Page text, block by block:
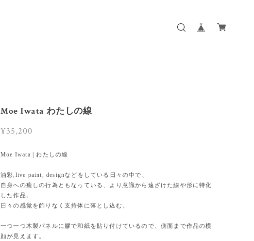
Moe Iwata わたしの線
¥35,200
Moe Iwata | わたしの線
油彩,live paint, designなどをしている日々の中で、
自身への癒しの行為ともなっている、より意識から遠ざけた線や形に特化
した作品。
日々の感覚を飾りなく支持体に落とし込む。
一つ一つ木製パネルに膠で和紙を貼り付けているので、側面まで作品の横
顔が見えます。